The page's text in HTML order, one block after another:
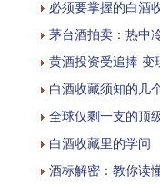
必须要掌握的白酒
茅台酒拍卖：热中
黄酒投资受追捧 变
白酒收藏须知的几
全球仅剩一支的顶
白酒收藏里的学问
酒标解密：教你读